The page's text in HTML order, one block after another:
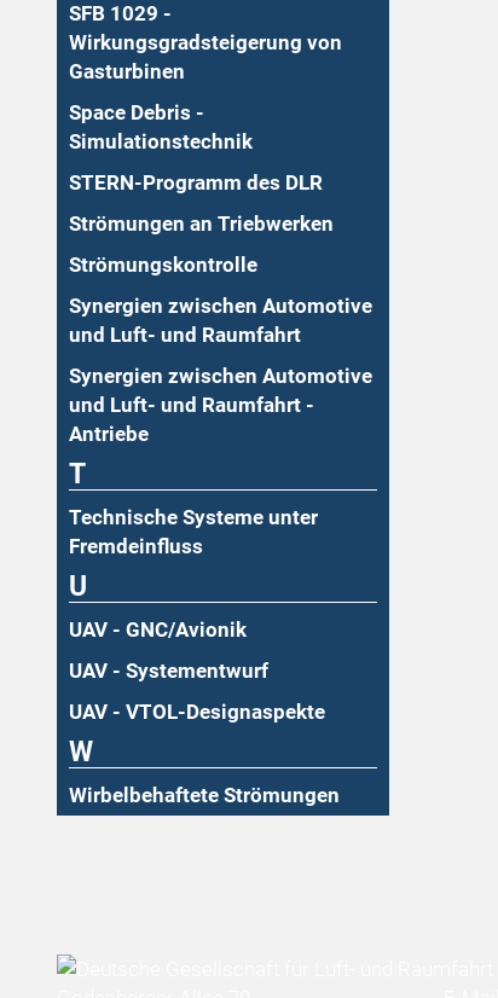
SFB 1029 -
Wirkungsgradsteigerung von
Gasturbinen
Space Debris -
Simulationstechnik
STERN-Programm des DLR
Strömungen an Triebwerken
Strömungskontrolle
Synergien zwischen Automotive
und Luft- und Raumfahrt
Synergien zwischen Automotive
und Luft- und Raumfahrt -
Antriebe
T
Technische Systeme unter
Fremdeinfluss
U
UAV - GNC/Avionik
UAV - Systementwurf
UAV - VTOL-Designaspekte
W
Wirbelbehaftete Strömungen